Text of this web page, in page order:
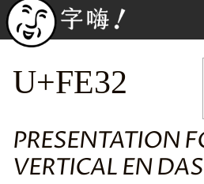
U+FE32
PRESENTATION
VERTICAL EN